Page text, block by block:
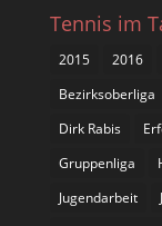
Tennis im
2015 2016
Bezirksoberliga
Dirk Rabis
Gruppenliga
Jugendarbeit